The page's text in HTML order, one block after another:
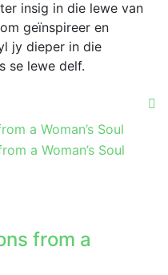
insig in die lewe van
geïnspireer en
jy dieper in die
se lewe delf.
from a